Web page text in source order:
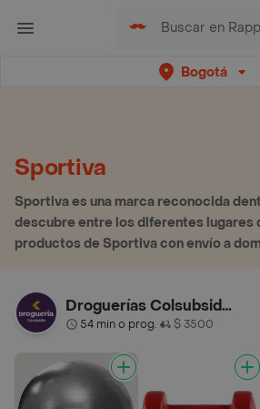
Bogotá
Sportiva
Sportiva es una marca reconocida
descubre entre los diferentes lugares
productos de Sportiva con envío a
Droguerías Colsubsidio
54 min o prog.• $ 3500